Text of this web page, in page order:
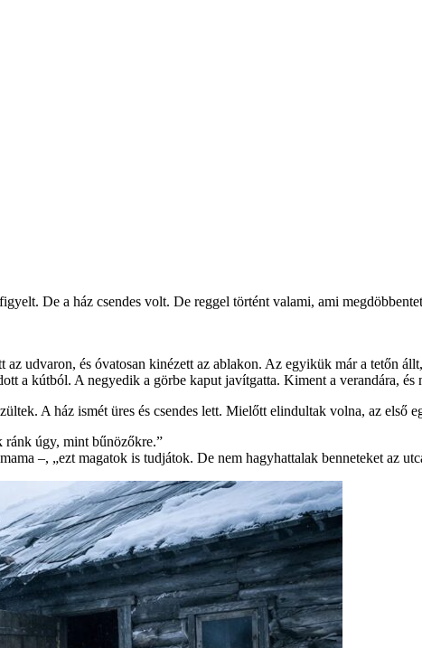
De a ház csendes volt. De reggel történt valami, ami
udvaron, és óvatosan kinézett az ablakon. Az egyikük már a tetőn
a kútból. A negyedik a görbe kaput javítgatta. Kiment a verandára, és
A ház ismét üres és csendes lett. Mielőtt elindultak volna, az első
ránk úgy, mint bűnözőkre.”
–, „ezt magatok is tudjátok. De nem hagyhattalak benneteket az